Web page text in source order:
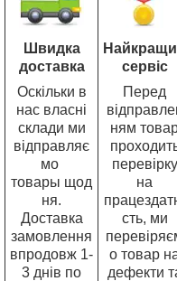
Швидка
доставка
Оскільки в
нас власні
склади ми
відправляє
мо
товары щод
ня.
Доставка
замовлення
впродовж 1-
3 днів по
сервіс
Перед
ням
перевірку
на
сть, ми
о товар
дефекти